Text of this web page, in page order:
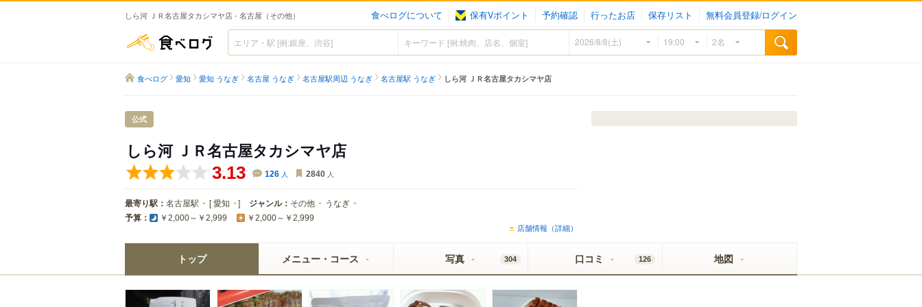
しら河 ＪＲ名古屋タカシマヤ店 - 名古屋（その他） 食べログについて 保有Vポイント 予約確認 行ったお店 保存リスト 無料会員登録/ログイン
食べログ
食べログ 愛知 愛知 うなぎ 名古屋 うなぎ 名古屋駅周辺 うなぎ 名古屋駅 うなぎ しら河 ＪＲ名古屋タカシマヤ店
公式
しら河 ＪＲ名古屋タカシマヤ店
3.13 126 人 2840 人
最寄り駅： 名古屋駅 [愛知 ] ジャンル： その他 うなぎ
予算： ￥2,000～￥2,999 ￥2,000～￥2,999
店舗情報（詳細）
トップ メニュー・コース 写真 304 口コミ 126 地図